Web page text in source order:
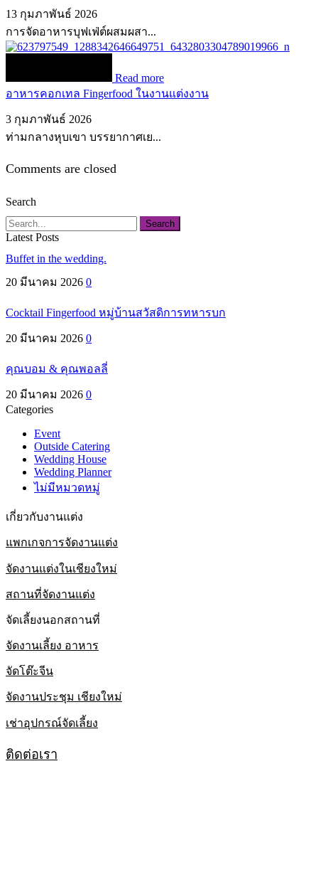
13 กุมภาพันธ์ 2026
การจัดอาหารบุฟเฟ่ต์ผสมผสา...
Read more
อาหารคอกเทล Fingerfood ในงานแต่งงาน
3 กุมภาพันธ์ 2026
ท่ามกลางหุบเขา บรรยากาศเย...
Comments are closed
Search
Search
Latest Posts
Buffet in the wedding.
20 มีนาคม 2026 0
Cocktail Fingerfood หมู่บ้านสวัสดิการทหารบก
20 มีนาคม 2026 0
คุณบอม & คุณพอลลี่
20 มีนาคม 2026 0
Categories
Event
Outside Catering
Wedding House
Wedding Planner
ไม่มีหมวดหมู่
เกี่ยวกับงานแต่ง
แพกเกจการจัดงานแต่ง
จัดงานแต่งในเชียงใหม่
สถานที่จัดงานแต่ง
จัดเลี้ยงนอกสถานที่
จัดงานเลี้ยง อาหาร
จัดโต๊ะจีน
จัดงานประชุม เชียงใหม่
เช่าอุปกรณ์จัดเลี้ยง
ติดต่อเรา